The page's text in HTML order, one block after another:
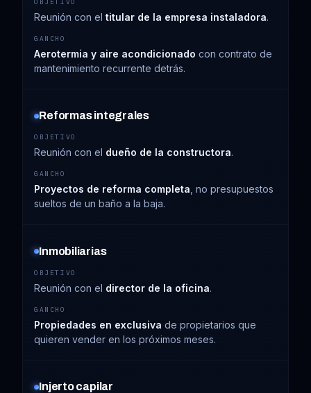
Reunión con eltitular de la empresa instaladora.
Aerotermia y aire acondicionado con contrato de
mantenimiento recurrente detrás.
Reformas integrales
Reunión con el dueño de la constructora.
Proyectos de reforma completa , no presupuestos
sueltos de un baño a la baja.
Inmobiliarias
Reunión con el director de la oficina.
Propiedades en exclusiva de propietarios que
quieren vender en los próximos meses.
Injerto capilar